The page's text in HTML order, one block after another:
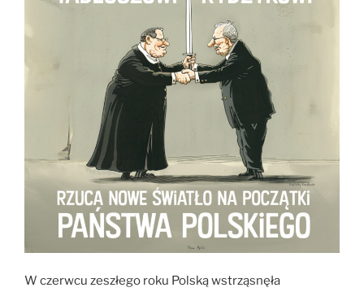
W czerwcu zeszłego roku Polską wstrząsnęła